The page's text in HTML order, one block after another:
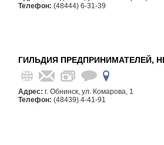
Телефон: (48444) 6-31-39
ГИЛЬДИЯ ПРЕДПРИНИМАТЕЛЕЙ,
Адрес: г. Обнинск, ул. Комарова, 1
Телефон: (48439) 4-41-91